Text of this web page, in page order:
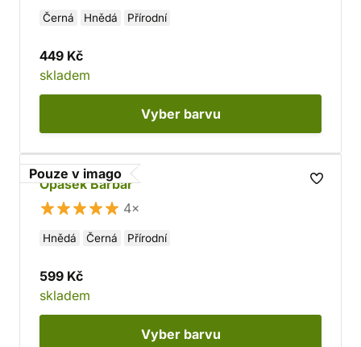
Černá Hnědá Přírodní
449 Kč
skladem
Vyber barvu
Pouze v imago
Opasek Barbar
4×
Hnědá Černá Přírodní
599 Kč
skladem
Vyber barvu